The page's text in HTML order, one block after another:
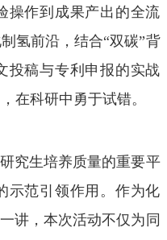
操作到成果产出的全流
氢前沿，结合“双碳”背
投稿与专利申报的实战
在科研中勇于试错。
究生培养质量的重要平
示范引领作用。作为化
讲，本次活动不仅为同